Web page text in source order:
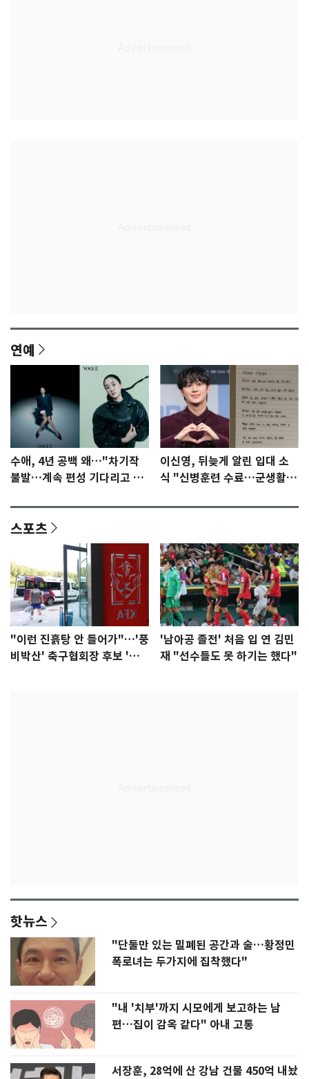
연예
수애, 4년 공백 왜…"차기작
불발…계속 편성 기다리고 있
이신영, 뒤늦게 알린 입대 소
식 "신병훈련 수료…군생활
스포츠
"이런 진흙탕 안 들어가"…'풍
비박산' 축구협회장 후보 '실
'남아공 졸전' 처음 입 연 김민
재 "선수들도 못 하기는 했다"
핫뉴스
"단둘만 있는 밀폐된 공간과 술…황정민
폭로녀는 두가지에 집착했다"
"내 '치부'까지 시모에게 보고하는 남
편…집이 감옥 같다" 아내 고통
서장훈, 28억에 산 강남 건물 450억 내놨